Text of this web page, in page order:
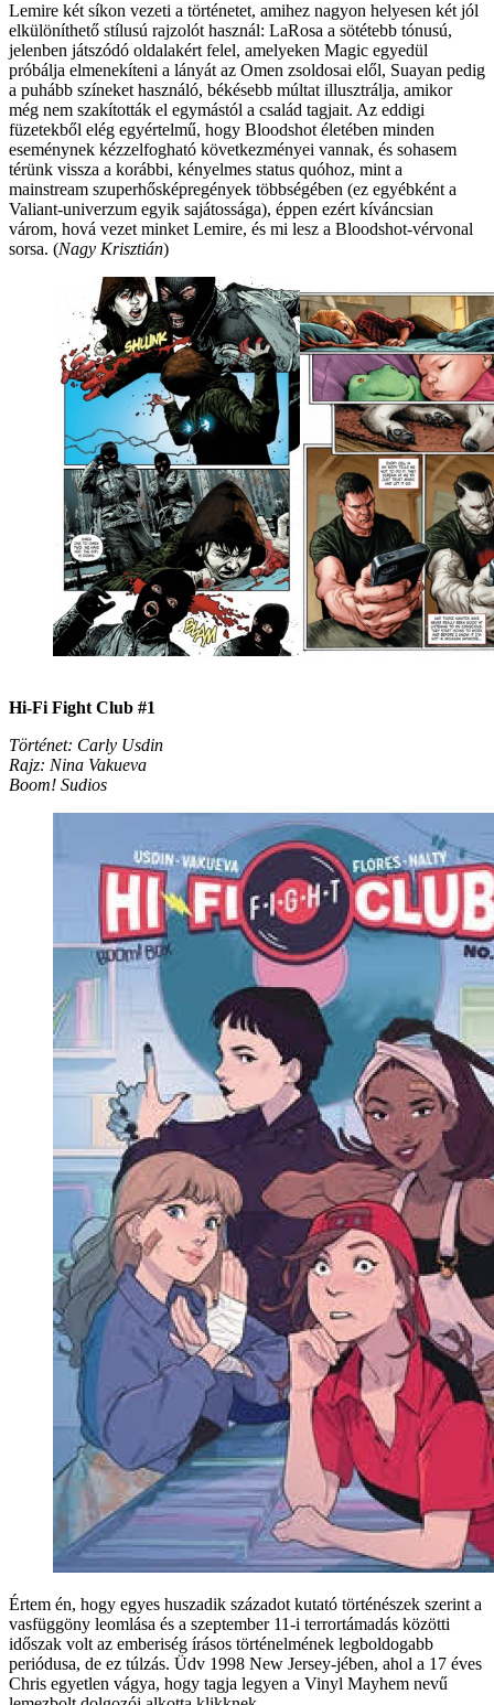
Lemire két síkon vezeti a történetet, amihez nagyon helyesen két jól
elkülöníthető stílusú rajzolót használ: LaRosa a sötétebb tónusú,
jelenben játszódó oldalakért felel, amelyeken Magic egyedül
próbálja elmenekíteni a lányát az Omen zsoldosai elől, Suayan pedig
a puhább színeket használó, békésebb múltat illusztrálja, amikor
még nem szakították el egymástól a család tagjait. Az eddigi
füzetekből elég egyértelmű, hogy Bloodshot életében minden
eseménynek kézzelfogható következményei vannak, és sohasem
térünk vissza a korábbi, kényelmes status quóhoz, mint a
mainstream szuperhősképregények többségében (ez egyébként a
Valiant-univerzum egyik sajátossága), éppen ezért kíváncsian
várom, hová vezet minket Lemire, és mi lesz a Bloodshot-vérvonal
sorsa. (Nagy Krisztián)
Hi-Fi Fight Club #1
Történet: Carly Usdin
Rajz: Nina Vakueva
Boom! Sudios
Értem én, hogy egyes huszadik századot kutató történészek szerint a
vasfüggöny leomlása és a szeptember 11-i terrortámadás közötti
időszak volt az emberiség írásos történelmének legboldogabb
periódusa, de ez túlzás. Üdv 1998 New Jersey-jében, ahol a 17 éves
Chris egyetlen vágya, hogy tagja legyen a Vinyl Mayhem nevű